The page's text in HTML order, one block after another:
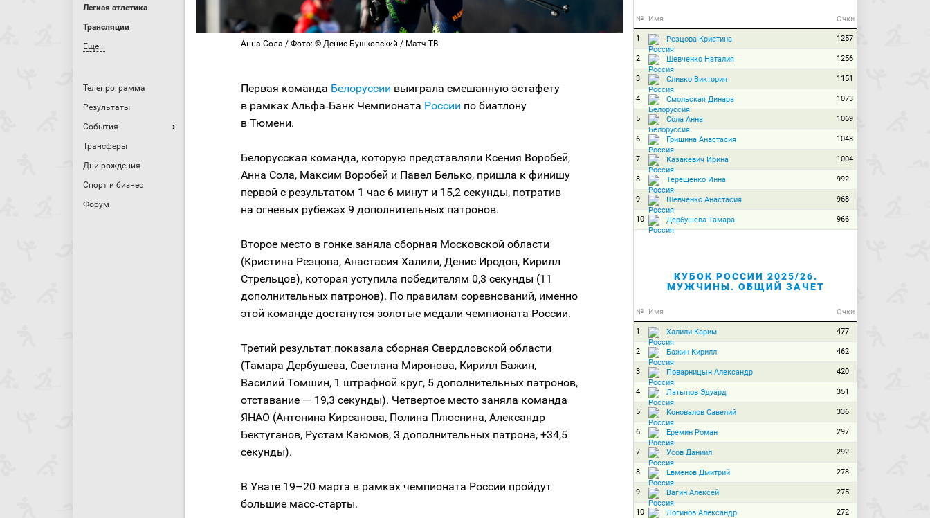
Легкая атлетика
Трансляции
Еще...
Телепрограмма
Результаты
События
Трансферы
Дни рождения
Спорт и бизнес
Форум
Анна Сола / Фото: © Денис Бушковский / Матч ТВ
Первая команда Белоруссии выиграла смешанную эстафету
в рамках Альфа‑Банк Чемпионата России по биатлону
в Тюмени.
Белорусская команда, которую представляли Ксения Воробей,
Анна Сола, Максим Воробей и Павел Белько, пришла к финишу
первой с результатом 1 час 6 минут и 15,2 секунды, потратив
на огневых рубежах 9 дополнительных патронов.
Второе место в гонке заняла сборная Московской области
(Кристина Резцова, Анастасия Халили, Денис Иродов, Кирилл
Стрельцов), которая уступила победителям 0,3 секунды (11
дополнительных патронов). По правилам соревнований, именно
этой команде достанутся золотые медали чемпионата России.
Третий результат показала сборная Свердловской области
(Тамара Дербушева, Светлана Миронова, Кирилл Бажин,
Василий Томшин, 1 штрафной круг, 5 дополнительных патронов,
отставание — 19,3 секунды). Четвертое место заняла команда
ЯНАО (Антонина Кирсанова, Полина Плюснина, Александр
Бектуганов, Рустам Каюмов, 3 дополнительных патрона, +34,5
секунды).
В Увате 19–20 марта в рамках чемпионата России пройдут
большие масс‑старты.
№ Имя Очки
1 Резцова Кристина 1257
2 Шевченко Наталия 1256
3 Сливко Виктория 1151
4 Смольская Динара 1073
5 Сола Анна 1069
6 Гришина Анастасия 1048
7 Казакевич Ирина 1004
8 Терещенко Инна 992
9 Шевченко Анастасия 968
10 Дербушева Тамара 966
КУБОК РОССИИ 2025/26.
МУЖЧИНЫ. ОБЩИЙ ЗАЧЕТ
№ Имя Очки
1 Халили Карим 477
2 Бажин Кирилл 462
3 Поварницын Александр 420
4 Латыпов Эдуард 351
5 Коновалов Савелий 336
6 Еремин Роман 297
7 Усов Даниил 292
8 Евменов Дмитрий 278
9 Вагин Алексей 275
10 Логинов Александр 272